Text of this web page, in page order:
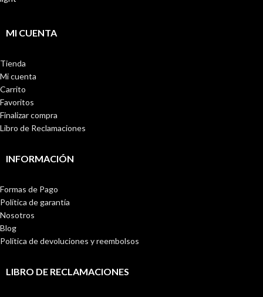
MI CUENTA
Tienda
Mi cuenta
Carrito
Favoritos
Finalizar compra
Libro de Reclamaciones
INFORMACIÓN
Formas de Pago
Política de garantía
Nosotros
Blog
Política de devoluciones y reembolsos
LIBRO DE RECLAMACIONES